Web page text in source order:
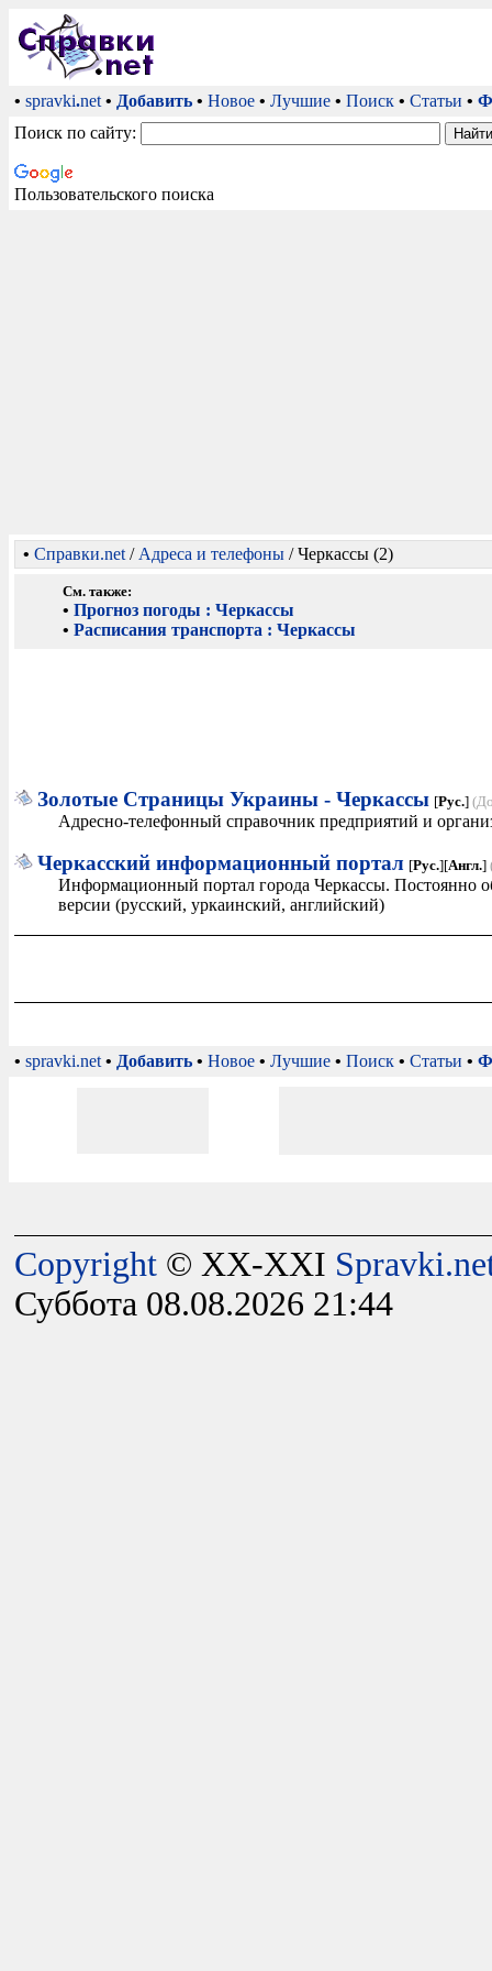
• spravki.net • Добавить • Новое • Лучшие • Поиск • Статьи •
Поиск по сайту:
Пользовательского поиска
• Справки.net / Адреса и телефоны / Черкассы (2)
См. также:
•Прогноз погоды : Черкассы
•Расписания транспорта : Черкассы
Золотые Страницы Украины - Черкассы [Рус.]
Адресно-телефонный справочник предприятий и
Черкасский информационный портал [Рус.][Англ.]
Информационный портал города Черкассы. Постоянно
версии (русский, уркаинский, английский)
• spravki.net • Добавить • Новое • Лучшие • Поиск • Статьи •
Copyright © XX-XXI
Суббота 08.08.2026 21:44